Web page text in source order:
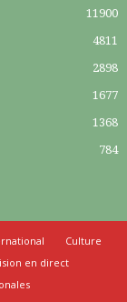
11900
4811
2898
1677
1368
784
Culture
en direct